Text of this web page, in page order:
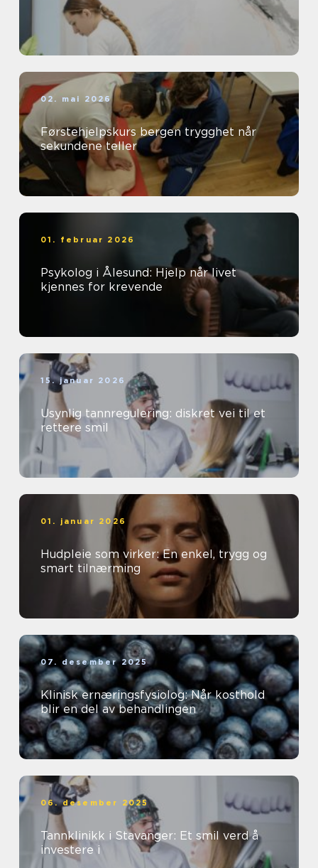
02. mai 2026
Førstehjelpskurs bergen trygghet når
sekundene teller
01. februar 2026
Psykolog i Ålesund: Hjelp når livet
kjennes for krevende
15. januar 2026
Usynlig tannregulering: diskret vei til et
rettere smil
01. januar 2026
Hudpleie som virker: En enkel, trygg og
smart tilnærming
07. desember 2025
Klinisk ernæringsfysiolog: Når kosthold
blir en del av behandlingen
06. desember 2025
Tannklinikk i Stavanger: Et smil verd å
investere i